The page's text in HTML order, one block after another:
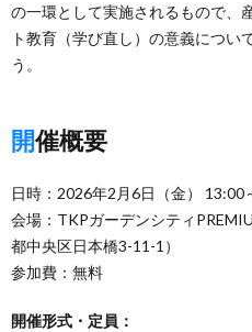
の一環として実施されるもので、
ト教育（学び直し）の意義につ
う。
開催概要
日時：2026年2月6日（金） 13:00
会場：TKPガーデンシティ
都中央区日本橋3-11-1）
参加費：無料
開催形式・定員：